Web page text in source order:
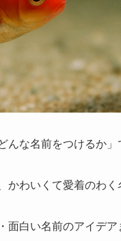
な名前をつけるか」
わいくて愛着のわく
白い名前のアイデア